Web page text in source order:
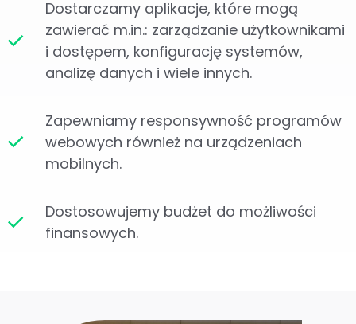
Dostarczamy aplikacje, które mogą
zawierać m.in.: zarządzanie użytkownikami
i dostępem, konfigurację systemów,
analizę danych i wiele innych.
Zapewniamy responsywność programów
webowych również na urządzeniach
mobilnych.
Dostosowujemy budżet do możliwości
finansowych.